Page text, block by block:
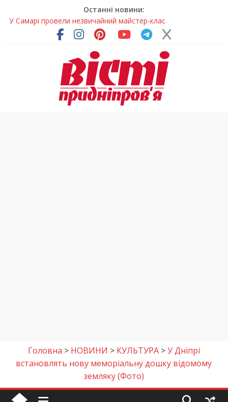
Останні новини:
У Самарі провели незвичайний майстер-клас
Світлові рішення майстрів із Дніпра визнали найкращими в
На Дніпропетровщині ліквідовують аварію на
магістральному водогоні
Спортсменка з Кам’янського встановила рекорд
Дніпропетровщини з пауерліфтингу
На Дніпропетровщині різко зросла кількість пожеж в
Головна > НОВИНИ > КУЛЬТУРА>У Дніпрі
встановлять нову меморіальну дошку відомому
земляку (Фото)